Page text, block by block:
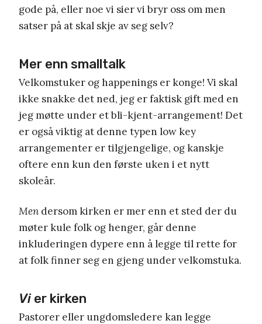
gode på, eller noe vi sier vi bryr oss om men
satser på at skal skje av seg selv?
Mer enn smalltalk
Velkomstuker og happenings er konge! Vi skal
ikke snakke det ned, jeg er faktisk gift med en
jeg møtte under et bli-kjent-arrangement! Det
er også viktig at denne typen low key
arrangementer er tilgjengelige, og kanskje
oftere enn kun den første uken i et nytt
skoleår.
Men dersom kirken er mer enn et sted der du
møter kule folk og henger, går denne
inkluderingen dypere enn å legge til rette for
at folk finner seg en gjeng under velkomstuka.
Vier kirken
Pastorer eller ungdomsledere kan legge